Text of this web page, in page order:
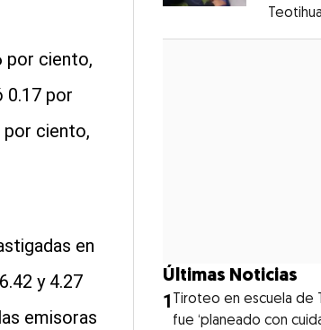
por ciento,
0.17 por
ciento,
en
y 4.27
emisoras
Opens in new
Últimas Noticias
1
Tiroteo en escuela de
fue ‘planeado con